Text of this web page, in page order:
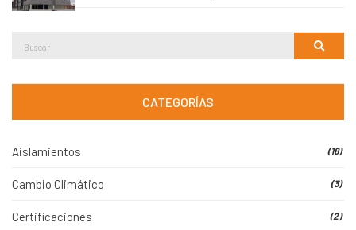
Buscar: Buscar
CATEGORÍAS
Aislamientos (18)
Cambio Climático (3)
Certificaciones (2)